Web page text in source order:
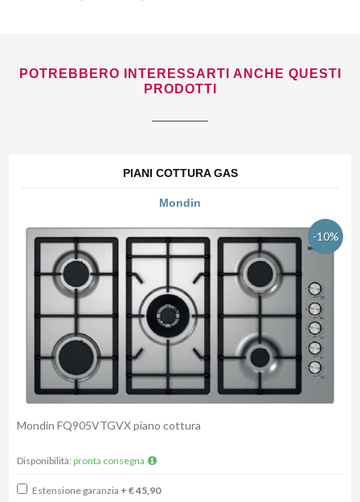
POTREBBERO INTERESSARTI ANCHE QUESTI
PRODOTTI
PIANI COTTURA GAS
Mondin
-10%
Mondin FQ905VTGVX piano cottura
Disponibilità: pronta consegna
Estensione garanzia + € 45,90